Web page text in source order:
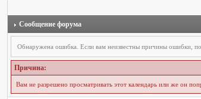
Сообщение форума
Обнаружена ошибка. Если вам неизвестны причины ошибки,
Причина:
Вам не разрешено просматривать этот календарь или же он